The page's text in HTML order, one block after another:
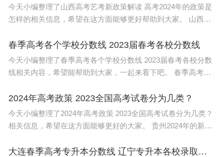
今天小编整理了山西高考艺考新政策解读 高考2024年的政策是
怎样的相关信息，希望在这方面能够更好帮助到大家。 山西高
业考试分为省
春季高考各个学校分数线 2023届春考各校分数线
今天小编整理了春季高考各个学校分数线 2023届春考各校分数
线相关内容，希望能帮助到大家，一起来看下吧。 春季高考的
府政策和学校自身
2024年高考政策 2023全国高考试卷分为几类？
今天小编整理了2024年高考政策 2023全国高考试卷分为几类？
相关信息，希望在这方面能够更好的大家。 贵州2024年的新高
统之一，旨在保证高考命
大连春季高考专升本分数线 辽宁专升本各校录取分数线